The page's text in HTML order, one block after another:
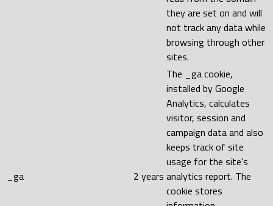
they are set on and will
not track any data while
browsing through other
sites.
_ga 2 years
The _ga cookie,
installed by Google
Analytics, calculates
visitor, session and
campaign data and also
keeps track of site
usage for the site's
analytics report. The
cookie stores